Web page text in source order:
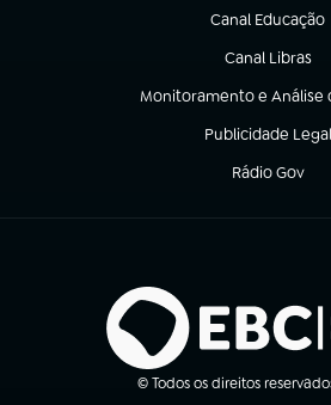
Canal Educação
(abre em nova
Canal Libras
(abre em nova
Monitoramento e Análise
(abre em nova aba)
Publicidade Legal
(abre em nova aba)
Rádio Gov
(abre em nova
© Todos os direitos